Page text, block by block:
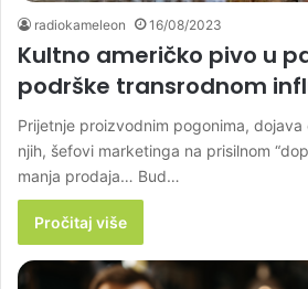
radiokameleon 16/08/2023
Kultno američko pivo u
podrške transrodnom
Prijetnje proizvodnim pogonima,
njih, šefovi marketinga na prisilnom
manja prodaja… Bud…
Pročitaj više